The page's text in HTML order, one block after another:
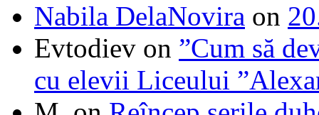
Nabila DelaNovira on
Evtodiev on ”Cum să
cu elevii Liceului